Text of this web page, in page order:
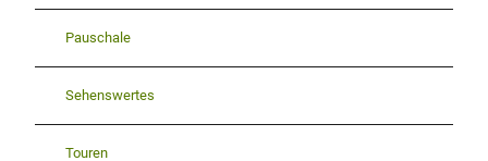
Pauschale
Sehenswertes
Touren